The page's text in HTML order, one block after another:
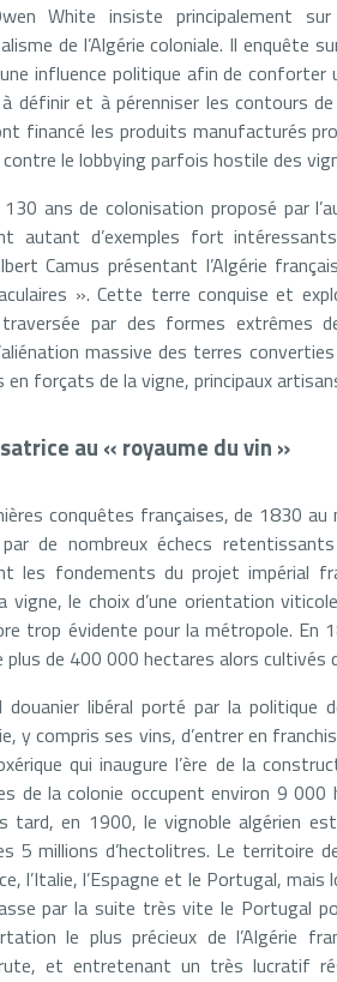
White insiste principalement
de l’Algérie coloniale. Il enquête
influence politique afin de
définir et à pérenniser les contours
financé les produits manufacturés
le lobbying parfois hostile des
ans de colonisation proposé par
autant d’exemples fort
Camus présentant l’Algérie
». Cette terre conquise et
par des formes extrêmes
massive des terres
forçats de la vigne, principaux
au « royaume du vin »
conquêtes françaises, de 1830 au
de nombreux échecs
les fondements du projet impérial
vigne, le choix d’une orientation
trop évidente pour la métropole. En
de 400 000 hectares alors cultivés
douanier libéral porté par la
y compris ses vins, d’entrer en
qui inaugure l’ère de la
de la colonie occupent environ 9
tard, en 1900, le vignoble algérien
5 millions d’hectolitres. Le territoire
l’Italie, l’Espagne et le Portugal,
par la suite très vite le Portugal
le plus précieux de l’Algérie
et entretenant un très lucratif